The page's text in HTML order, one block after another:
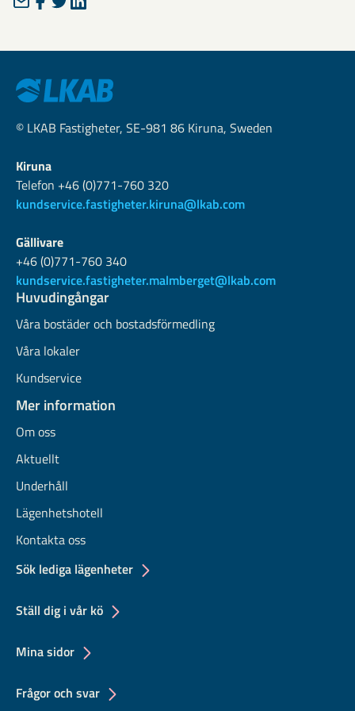
© LKAB Fastigheter, SE-981 86 Kiruna, Sweden
Kiruna
Telefon +46 (0)771-760 320
kundservice.fastigheter.kiruna@lkab.com
Gällivare
+46 (0)771-760 340
kundservice.fastigheter.malmberget@lkab.com
Huvudingångar
Våra bostäder och bostadsförmedling
Våra lokaler
Kundservice
Mer information
Om oss
Aktuellt
Underhåll
Lägenhetshotell
Kontakta oss
Sök lediga lägenheter
Ställ dig i vår kö
Mina sidor
Frågor och svar